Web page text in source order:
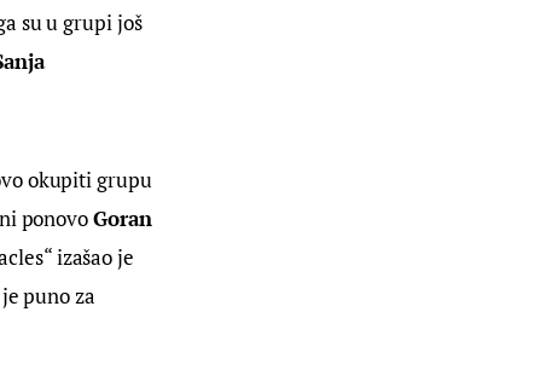
su u grupi još
okupiti grupu
ponovo Goran
izašao je
puno za